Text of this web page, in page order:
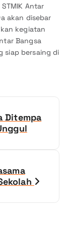
Antar
akan disebar
kegiatan
Bangsa
siap bersaing di
Ditempa